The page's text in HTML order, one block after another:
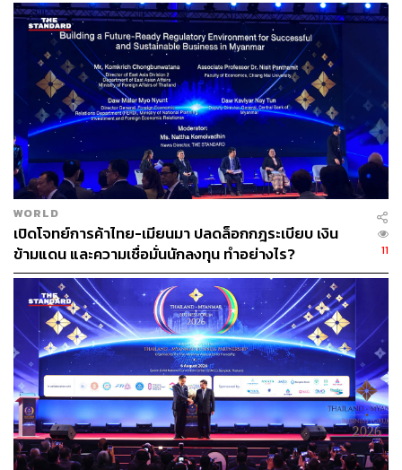
ประโยชน์ในเวทีระหว่างประเทศว่าไทยไม่ให้ความร่วมมือ
ฉะนั้นถ้ากัมพูชาอยากจะเจรจาจริง และทำอย่างที่พูด ฝ่าย
ไทยก็อยากจะเดินหน้า
สำหรับฝ่ายจีนได้มีการเสนอให้รัฐมนตรีว่าการกระทรวงการ
ต่างประเทศของไทย พบหารือกับรัฐมนตรีว่าการกระทรวง
การต่างประเทศของกัมพูชาหรือไม่ สีหศักดิ์ ยืนยันว่า จีน
พร้อมที่จะอำนวยความสะดวกให้ทั้งสองประเทศได้เจอกัน แต่
จีนไม่ต้องการที่จะแทรกแซง ซึ่งเขาคิดว่าไทย-กัมพูชา
สามารถพูดคุยกันได้อยู่แล้ว แต่อยู่ที่ว่าจะพูดคุยอย่างไร ดัง
นั้นหากสร้างความไว้เนื้อเชื่อใจกัน ตนเชื่อว่าความสัมพันธ์ก็
จะดีขึ้น
ส่วนจากสถานการณ์ตอนนี้ที่ประเทศเผชิญกับวิกฤติด้าน
พลังงาน หากมีการยกเลิก MOU 2544 จะทำให้ไทยเสีย
โอกาสในการนำทรัพยากรในทะเลมาใช้หรือไม่ สีหศักดิ์ ระบุ
ว่า ไทยมีหลายแหล่งทรัพยากรที่สนใจจะไปร่วมลงทุนและ
ผลิต เช่น ในเมียนมา เป็นต้น แต่ถ้าสถานการณ์กลับสู่ปกติ เรา
ก็ยังมีแหล่งพลังงานอื่นๆที่สามารถเข้าถึงได้ทั้งในกลุ่มความ
ร่วมมืออ่าวอาหรับ หรือ GCC แอฟริกา คาซัคสถาน อาเซ
อร์ไบจาน และโอมาน แต่แน่นอนว่าก็ต้องดูราคาตลาดใน
ขณะนั้นด้วย
WORLD
เปิดโจทย์การค้าไทย-เมียนมา ปลดล็อกกฎระเบียบ เงิน
ข้ามแดน และความเชื่อมั่นนักลงทุน ทำอย่างไร?
11